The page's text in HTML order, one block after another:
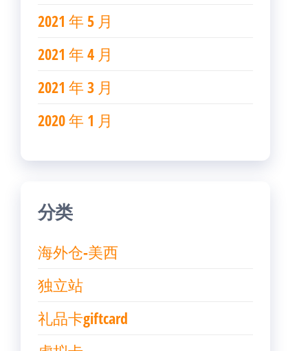
2021 年 5 月
2021 年 4 月
2021 年 3 月
2020 年 1 月
分类
海外仓-美西
独立站
礼品卡giftcard